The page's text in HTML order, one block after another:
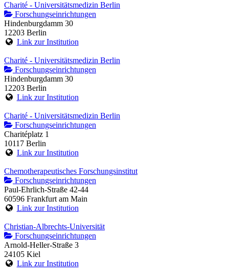
Charité - Universitätsmedizin Berlin
Forschungseinrichtungen
Hindenburgdamm 30
12203 Berlin
Link zur Institution
Charité - Universitätsmedizin Berlin
Forschungseinrichtungen
Hindenburgdamm 30
12203 Berlin
Link zur Institution
Charité - Universitätsmedizin Berlin
Forschungseinrichtungen
Charitéplatz 1
10117 Berlin
Link zur Institution
Chemotherapeutisches Forschungsinstitut
Forschungseinrichtungen
Paul-Ehrlich-Straße 42-44
60596 Frankfurt am Main
Link zur Institution
Christian-Albrechts-Universität
Forschungseinrichtungen
Arnold-Heller-Straße 3
24105 Kiel
Link zur Institution